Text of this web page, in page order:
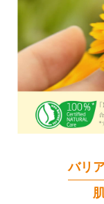
バリ